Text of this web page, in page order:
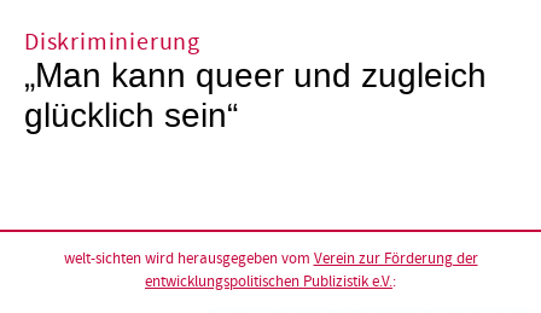
Diskriminierung
„Man kann queer und zugleich
glücklich sein“
welt-sichten wird herausgegeben vom Verein zur Förderung der
entwicklungspolitischen Publizistik e.V.: